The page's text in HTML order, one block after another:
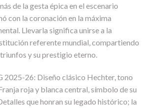
de la gesta épica en el escenario
con la coronación en la máxima
Llevarla significa unirse a la
referente mundial, compartiendo
y su prestigio eterno.
2025-26: Diseño clásico Hechter, tono
roja y blanca central, símbolo de su
que honran su legado histórico; la